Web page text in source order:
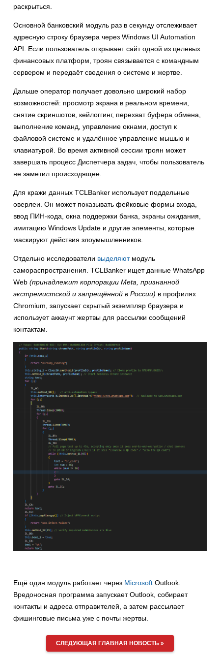
раскрыться.
Основной банковский модуль раз в секунду отслеживает
адресную строку браузера через Windows UI Automation
API. Если пользователь открывает сайт одной из целевых
финансовых платформ, троян связывается с командным
сервером и передаёт сведения о системе и жертве.
Дальше оператор получает довольно широкий набор
возможностей: просмотр экрана в реальном времени,
снятие скриншотов, кейлоггинг, перехват буфера обмена,
выполнение команд, управление окнами, доступ к
файловой системе и удалённое управление мышью и
клавиатурой. Во время активной сессии троян может
завершать процесс Диспетчера задач, чтобы пользователь
не заметил происходящее.
Для кражи данных TCLBanker использует поддельные
оверлеи. Он может показывать фейковые формы входа,
ввод ПИН-кода, окна поддержки банка, экраны ожидания,
имитацию Windows Update и другие элементы, которые
маскируют действия злоумышленников.
Отдельно исследователи выделяютмодуль
самораспространения. TCLBanker ищет данные WhatsApp
Web (принадлежит корпорации Meta, признанной
экстремистской и запрещённой в России) в профилях
Chromium, запускает скрытый экземпляр браузера и
использует аккаунт жертвы для рассылки сообщений
контактам.
Ещё один модуль работает через Microsoft Outlook.
Вредоносная программа запускает Outlook, собирает
контакты и адреса отправителей, а затем рассылает
фишинговые письма уже с почты жертвы.
СЛЕДУЮЩАЯ ГЛАВНАЯ НОВОСТЬ »